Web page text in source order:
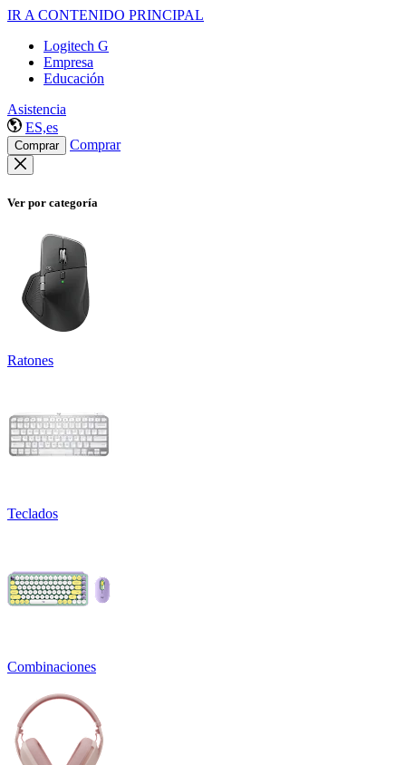
IR A CONTENIDO PRINCIPAL
Logitech G
Empresa
Educación
Asistencia
ES,es
Comprar Comprar
Ver por categoría
Ratones
Teclados
Combinaciones